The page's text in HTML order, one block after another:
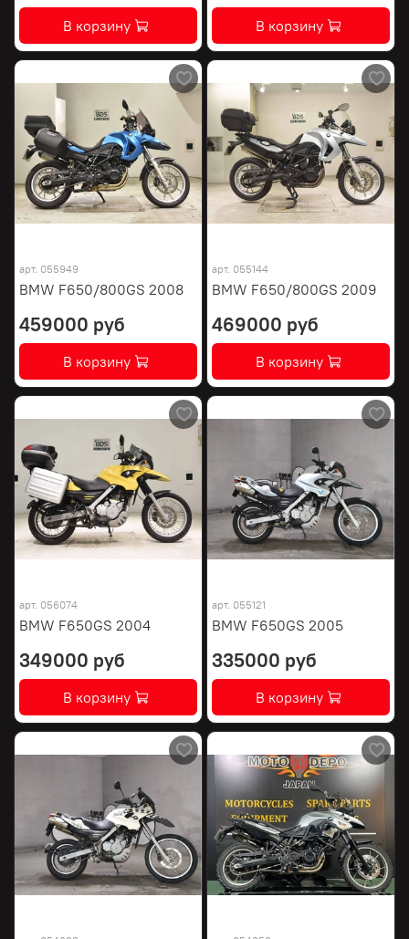
В корзину В корзину
арт. 055949
BMW F650/800GS 2008
459000 руб
В корзину
арт. 055144
BMW F650/800GS 2009
469000 руб
В корзину
арт. 056074
BMW F650GS 2004
349000 руб
В корзину
арт. 055121
BMW F650GS 2005
335000 руб
В корзину